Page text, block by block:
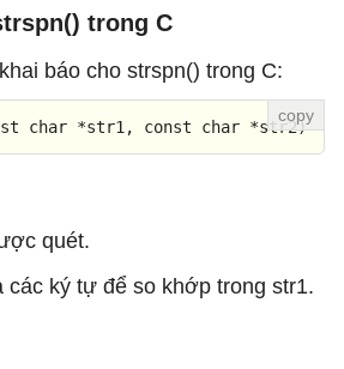
trong C
báo cho strspn() trong C:
char *str1, const char *str2)
quét.
các ký tự để so khớp trong str1.